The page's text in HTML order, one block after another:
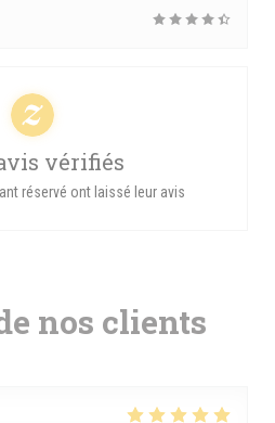
nos clients
vérifiés
réservé ont laissé leur avis